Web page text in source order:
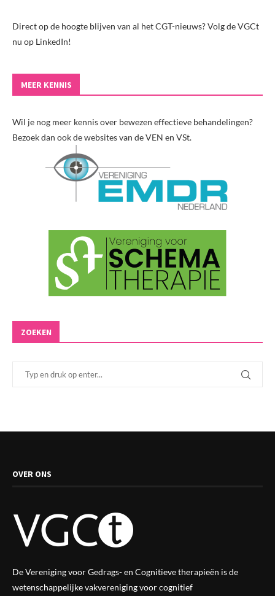
Direct op de hoogte blijven van al het CGT-nieuws? Volg de VGCt
nu op LinkedIn!
MEER KENNIS
Wil je nog meer kennis over bewezen effectieve behandelingen?
Bezoek dan ook de websites van de VEN en VSt.
ZOEKEN
OVER ONS
De Vereniging voor Gedrags- en Cognitieve therapieën is de
wetenschappelijke vakverenigingvoor cognitief